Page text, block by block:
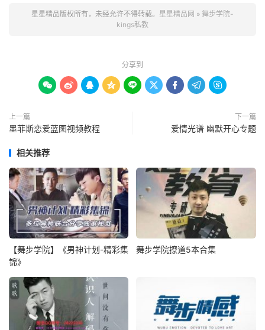
星星精品版权所有，未经允许不得转载。 星星精品网 » 舞步学院-
kings私教
分享到
        
上一篇
墨菲斯恋爱蓝图视频教程
下一篇
爱情光谱 幽默开心专题
相关推荐
【舞步学院】《男神计划-精彩集
锦》
舞步学院撩道5本合集